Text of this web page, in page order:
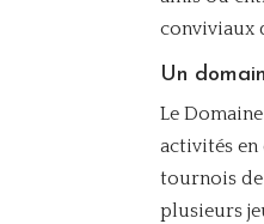
conviviaux
Un
Le
activités en
tournois de
plusieurs